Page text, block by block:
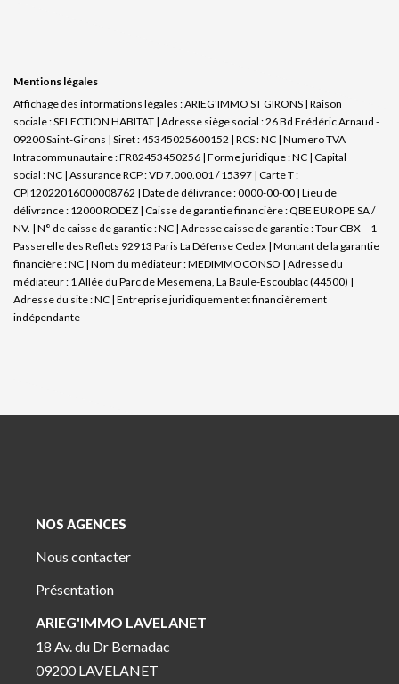
Mentions légales
Affichage des informations légales : ARIEG'IMMO ST GIRONS | Raison
sociale : SELECTION HABITAT | Adresse siège social : 26 Bd Frédéric Arnaud -
09200 Saint-Girons | Siret : 45345025600152 | RCS : NC | Numero TVA
Intracommunautaire : FR82453450256 | Forme juridique : NC | Capital
social : NC | Assurance RCP : VD 7.000.001 / 15397 | Carte T :
CPI12022016000008762 | Date de délivrance : 0000-00-00 | Lieu de
délivrance : 12000 RODEZ | Caisse de garantie financière : QBE EUROPE SA /
NV. | N° de caisse de garantie : NC | Adresse caisse de garantie : Tour CBX – 1
Passerelle des Reflets 92913 Paris La Défense Cedex | Montant de la garantie
financière : NC | Nom du médiateur : MEDIMMOCONSO | Adresse du
médiateur : 1 Allée du Parc de Mesemena, La Baule-Escoublac (44500) |
Adresse du site : NC | Entreprise juridiquement et financièrement
indépendante
NOS AGENCES
Nous contacter
Présentation
ARIEG'IMMO LAVELANET
18 Av. du Dr Bernadac
09200 LAVELANET